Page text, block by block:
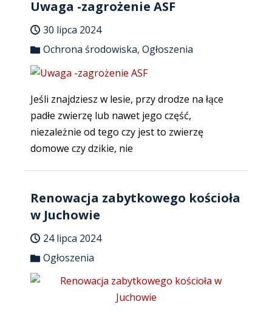
Uwaga -zagrożenie ASF
30 lipca 2024
Ochrona środowiska, Ogłoszenia
Jeśli znajdziesz w lesie, przy drodze na łące
padłe zwierzę lub nawet jego część,
niezależnie od tego czy jest to zwierzę
domowe czy dzikie, nie
Renowacja zabytkowego kościoła
w Juchowie
24 lipca 2024
Ogłoszenia